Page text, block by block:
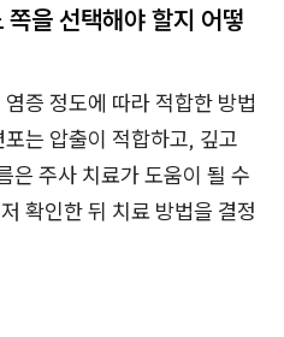
을 선택해야 할지 어떻
증 정도에 따라 적합한 방법
는 압출이 적합하고, 깊고
은 주사 치료가 도움이 될 수
확인한 뒤 치료 방법을 결정